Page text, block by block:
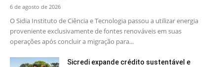
6 de agosto de 2026
O Sidia Instituto de Ciência e Tecnologia passou a utilizar energia
proveniente exclusivamente de fontes renováveis em suas
operações após concluir a migração para...
Sicredi expande crédito sustentável e